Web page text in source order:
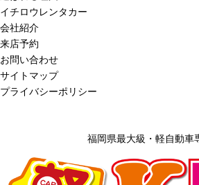
イチロウレンタカー
会社紹介
来店予約
お問い合わせ
サイトマップ
プライバシーポリシー
福岡県最大級・軽自動車